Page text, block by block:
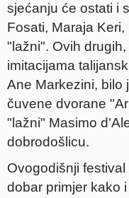
sjećanju će ostati i
Fosati, Maraja
"lažni". Ovih
imitacijama
Ane Markezini, bilo
čuvene dvorane
"lažni" Masimo
dobrodošlicu.
Ovogodišnji
dobar primjer kako